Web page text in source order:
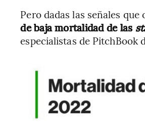
Pero dadas las señales
de baja mortalidad de las
especialistas de PitchBook